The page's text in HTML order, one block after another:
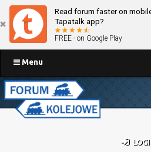
Read forum faster on
Tapatalk app?
FREE - on Google Play
Menu